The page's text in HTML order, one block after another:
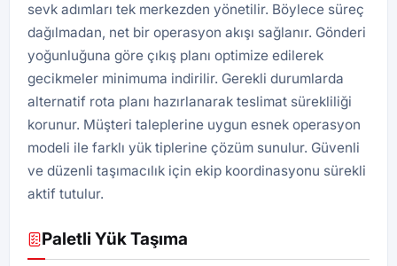
sevk adımları tek merkezden yönetilir. Böylece süreç
dağılmadan, net bir operasyon akışı sağlanır. Gönderi
yoğunluğuna göre çıkış planı optimize edilerek
gecikmeler minimuma indirilir. Gerekli durumlarda
alternatif rota planı hazırlanarak teslimat sürekliliği
korunur. Müşteri taleplerine uygun esnek operasyon
modeli ile farklı yük tiplerine çözüm sunulur. Güvenli
ve düzenli taşımacılık için ekip koordinasyonu sürekli
aktif tutulur.
Paletli Yük Taşıma